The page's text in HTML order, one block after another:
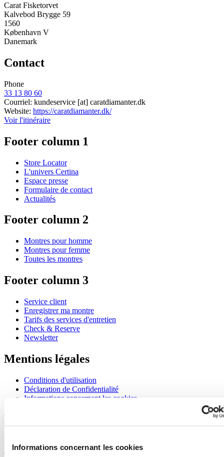
Informations concernant les cookies
Carat Fisketorvet
Kalvebod Brygge 59
1560
København V
Danemark
Contact
Phone
33 13 80 60
Courriel: kundeservice [at] caratdiamanter.dk
Website: https://caratdiamanter.dk/
Voir l'itinéraire
Footer column 1
Store Locator
L'univers Certina
Espace presse
Formulaire de contact
Actualités
Footer column 2
Montres pour homme
Montres pour femme
Toutes les montres
Footer column 3
Service client
Enregistrer ma montre
Tarifs des services d'entretien
Check & Reserve
Newsletter
Mentions légales
Conditions d'utilisation
Déclaration de Confidentialité
Informations concernant les cookies
Rejoignez le club CERTINA
S'inscrire